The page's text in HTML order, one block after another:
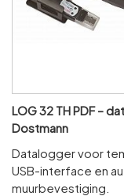
LOG 32 TH PDF –
Dostmann
Datalogger voor
USB-interface en
muurbevestiging.